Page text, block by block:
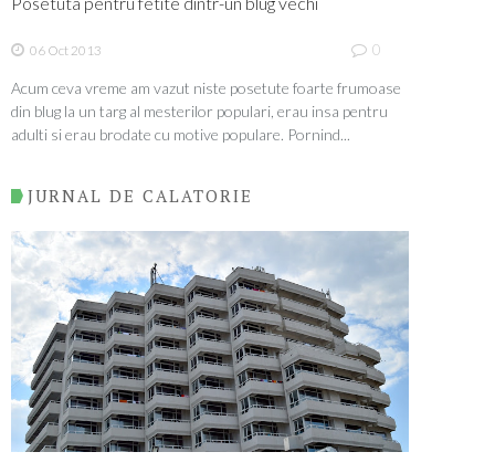
06 Oct 2013 0
Acum ceva vreme am vazut niste posetute foarte frumoase
din blug la un targ al mesterilor populari, erau insa pentru
adulti si erau brodate cu motive populare. Pornind...
JURNAL DE CALATORIE